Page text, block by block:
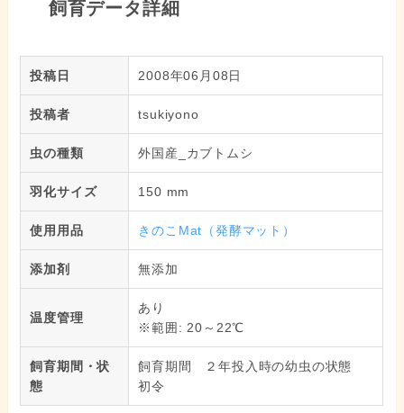
飼育データ詳細
投稿日 2008年06月08日
投稿者 tsukiyono
虫の種類 外国産_カブトムシ
羽化サイズ 150 mm
使用用品 きのこMat（発酵マット）
添加剤 無添加
温度管理
あり
※範囲: 20～22℃
飼育期間・状
態
飼育期間 ２年投入時の幼虫の状態
初令